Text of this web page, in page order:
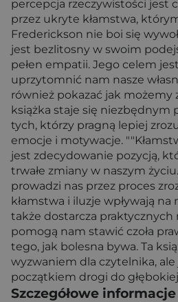
percepcja rzeczywistości jest
przez ukryte kłamstwa,
Frederickson nie boi się
jest bezlitosny w swoim
pełen empatii. Jego celem
uprzytomnić nam nasze
również pokazać jak możemy
książka staje się niezbędnym
tych, którzy pragną lepiej
emocje i motywacje.
jest zdecydowanie pozycją,
trwałe zmiany w naszym
prowadzi nas przez proces
kłamstwa i iluzje wpływają na
także dostarcza praktycznych
pomogą nam stawić czoła
tego, jak bolesna bywa. Ta
wyzwaniem dla czytelnika,
początkiem drogi do
Szczegółowe